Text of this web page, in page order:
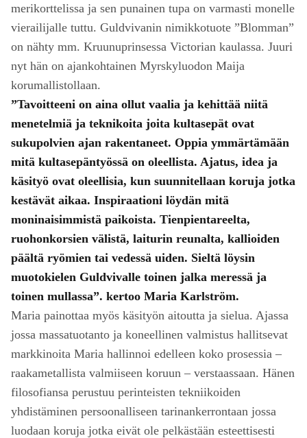
merikorttelissa ja sen punainen tupa on varmasti monelle
vierailijalle tuttu. Guldvivanin nimikkotuote ”Blomman”
on nähty mm. Kruunuprinsessa Victorian kaulassa. Juuri
nyt hän on ajankohtainen Myrskyluodon Maija
korumallistollaan.
”Tavoitteeni on aina ollut vaalia ja kehittää niitä
menetelmiä ja teknikoita joita kultasepät ovat
sukupolvien ajan rakentaneet. Oppia ymmärtämään
mitä kultasepäntyössä on oleellista. Ajatus, idea ja
käsityö ovat oleellisia, kun suunnitellaan koruja jotka
kestävät aikaa. Inspiraationi löydän mitä
moninaisimmistä paikoista. Tienpientareelta,
ruohonkorsien välistä, laiturin reunalta, kallioiden
päältä ryömien tai vedessä uiden. Sieltä löysin
muotokielen Guldvivalle toinen jalka meressä ja
toinen mullassa”. kertoo Maria Karlström.
Maria painottaa myös käsityön aitoutta ja sielua. Ajassa
jossa massatuotanto ja koneellinen valmistus hallitsevat
markkinoita Maria hallinnoi edelleen koko prosessia –
raakametallista valmiiseen koruun – verstaassaan. Hänen
filosofiansa perustuu perinteisten tekniikoiden
yhdistäminen persoonalliseen tarinankerrontaan jossa
luodaan koruja jotka eivät ole pelkästään esteettisesti